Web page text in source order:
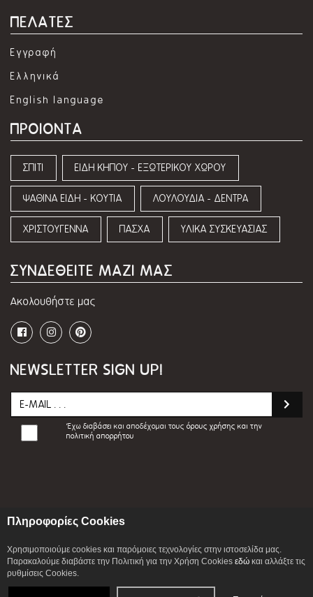
ΠΕΛΑΤΕΣ
Εγγραφή
Ελληνικά
English language
ΠΡΟΙΟΝΤΑ
ΣΠΙΤΙ ΕΙΔΗ ΚΗΠΟΥ - ΕΞΩΤΕΡΙΚΟΥ ΧΩΡΟΥ
ΨΑΘΙΝΑ ΕΙΔΗ - ΚΟΥΤΙΑ ΛΟΥΛΟΥΔΙΑ - ΔΕΝΤΡΑ
ΧΡΙΣΤΟΥΓΕΝΝΑ ΠΑΣΧΑ ΥΛΙΚΑ ΣΥΣΚΕΥΑΣΙΑΣ
ΣΥΝΔΕΘΕΙΤΕ ΜΑΖΙ ΜΑΣ
Ακολουθήστε μας
NEWSLETTER SIGN UP!
Έχω διαβάσει και αποδέχομαι τους όρους χρήσης και την
πολιτική απορρήτου
© 2026 ILIADIS ALEXANDROS S.A. All Rights
Reserved. Development ByCITYCOM I.S.
Πληροφορίες Cookies
Χρησιμοποιούμε cookies και παρόμοιες τεχνολογίες στην ιστοσελίδα μας.
Παρακαλούμε διαβάστε την Πολιτική για την Χρήση Cookies εδώ και αλλάξτε τις
ρυθμίσεις Cookies.